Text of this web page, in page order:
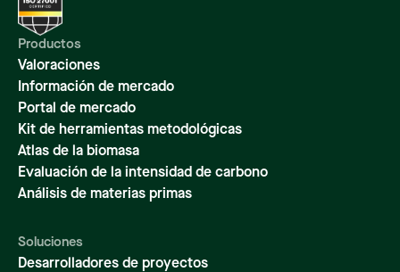
Productos
Valoraciones
Información de mercado
Portal de mercado
Kit de herramientas metodológicas
Atlas de la biomasa
Evaluación de la intensidad de carbono
Análisis de materias primas
Soluciones
Desarrolladores de proyectos